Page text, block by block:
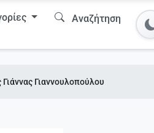
Αναζήτηση
Γιαννουλοπούλου